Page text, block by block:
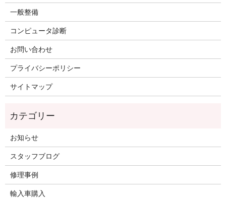
一般整備
コンピュータ診断
お問い合わせ
プライバシーポリシー
サイトマップ
お知らせ
スタッフブログ
修理事例
輸入車購入